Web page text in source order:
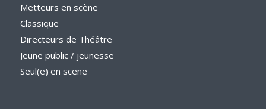
Metteurs en scène
Classique
Directeurs de Théâtre
Jeune public / jeunesse
Seul(e) en scene